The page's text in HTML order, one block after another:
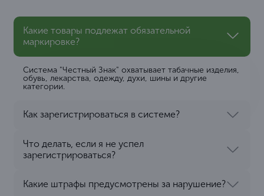
Какие товары подлежат обязательной
маркировке?
Система "Честный Знак" охватывает табачные изделия,
обувь, лекарства, одежду, духи, шины и другие
категории.
Как зарегистрироваться в системе?
Что делать, если я не успел
зарегистрироваться?
Какие штрафы предусмотрены за нарушение?